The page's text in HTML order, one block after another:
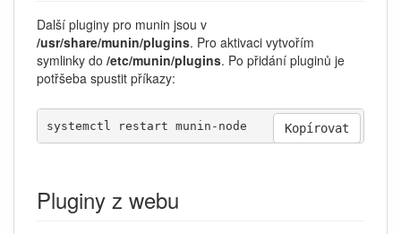
Další pluginy pro munin jsou v
/usr/share/munin/plugins. Pro aktivaci vytvořím
symlinky do /etc/munin/plugins. Po přidání pluginů je
potřšeba spustit příkazy:
systemctl restart munin-node Kopírovat
Pluginy z webu